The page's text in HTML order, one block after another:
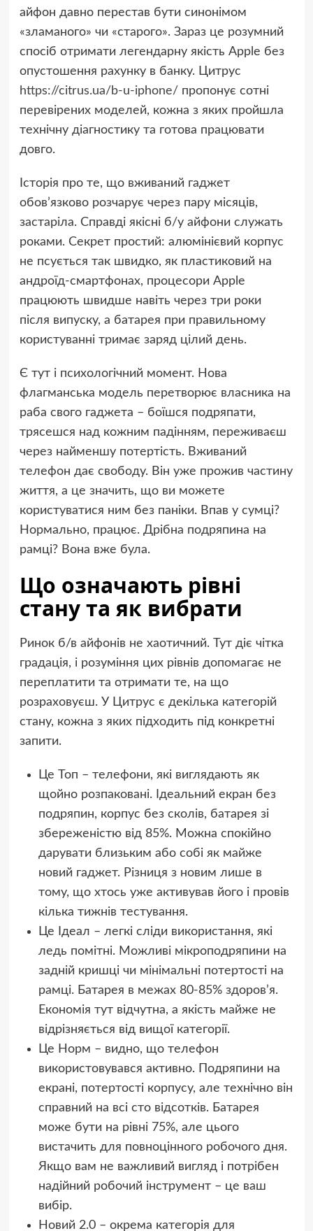
айфон давно перестав бути синонімом
«зламаного» чи «старого». Зараз це розумний
спосіб отримати легендарну якість Apple без
опустошення рахунку в банку. Цитрус
https://citrus.ua/b-u-iphone/ пропонує сотні
перевірених моделей, кожна з яких пройшла
технічну діагностику та готова працювати
довго.
Історія про те, що вживаний гаджет
обов’язково розчарує через пару місяців,
застаріла. Справді якісні б/у айфони служать
роками. Секрет простий: алюмінієвий корпус
не псується так швидко, як пластиковий на
андроїд-смартфонах, процесори Apple
працюють швидше навіть через три роки
після випуску, а батарея при правильному
користуванні тримає заряд цілий день.
Є тут і психологічний момент. Нова
флагманська модель перетворює власника на
раба свого гаджета – боїшся подряпати,
трясешся над кожним падінням, переживаєш
через найменшу потертість. Вживаний
телефон дає свободу. Він уже прожив частину
життя, а це значить, що ви можете
користуватися ним без паніки. Впав у сумці?
Нормально, працює. Дрібна подряпина на
рамці? Вона вже була.
Що означають рівні
стану та як вибрати
Ринок б/в айфонів не хаотичний. Тут діє чітка
градація, і розуміння цих рівнів допомагає не
переплатити та отримати те, на що
розраховуєш. У Цитрус є декілька категорій
стану, кожна з яких підходить під конкретні
запити.
Це Топ – телефони, які виглядають як
щойно розпаковані. Ідеальний екран без
подряпин, корпус без сколів, батарея зі
збереженістю від 85%. Можна спокійно
дарувати близьким або собі як майже
новий гаджет. Різниця з новим лише в
тому, що хтось уже активував його і провів
кілька тижнів тестування.
Це Ідеал – легкі сліди використання, які
ледь помітні. Можливі мікроподряпини на
задній кришці чи мінімальні потертості на
рамці. Батарея в межах 80-85% здоров’я.
Економія тут відчутна, а якість майже не
відрізняється від вищої категорії.
Це Норм – видно, що телефон
використовувався активно. Подряпини на
екрані, потертості корпусу, але технічно він
справний на всі сто відсотків. Батарея
може бути на рівні 75%, але цього
вистачить для повноцінного робочого дня.
Якщо вам не важливий вигляд і потрібен
надійний робочий інструмент – це ваш
вибір.
Новий 2.0 – окрема категорія для